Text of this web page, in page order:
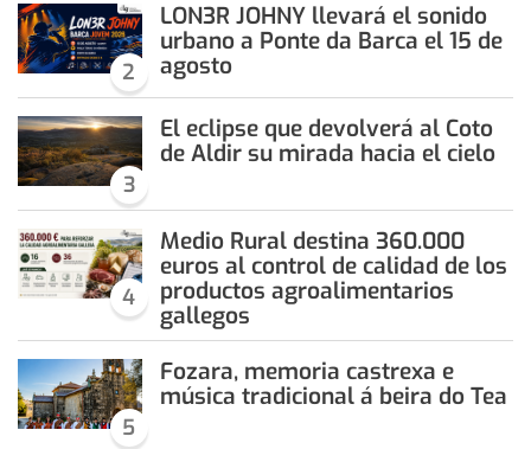
2
LON3R JOHNY llevará el sonido
urbano a Ponte da Barca el 15 de
agosto
3
El eclipse que devolverá al Coto
de Aldir su mirada hacia el cielo
4
Medio Rural destina 360.000
euros al control de calidad de los
productos agroalimentarios
gallegos
5
Fozara, memoria castrexa e
música tradicional á beira do Tea